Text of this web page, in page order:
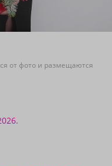
от фото и размещаются